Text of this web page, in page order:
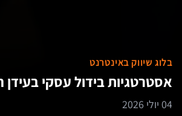
בלוג שיווק באינטרנט
אסטרטגיות בידול עסקי בעידן
04 יולי 2026